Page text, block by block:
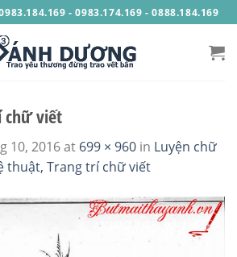
- 0983.174.169 - 0888.184.169
chữ viết
10, 2016at 699 × 960 in Luyện chữ
thuật, Trang trí chữ viết